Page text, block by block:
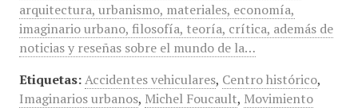
arquitectura, urbanismo, materiales, economía,
imaginario urbano, filosofía, teoría, crítica, además de
noticias y reseñas sobre el mundo de la…
Etiquetas: Accidentes vehiculares, Centro histórico,
Imaginarios urbanos, Michel Foucault, Movimiento